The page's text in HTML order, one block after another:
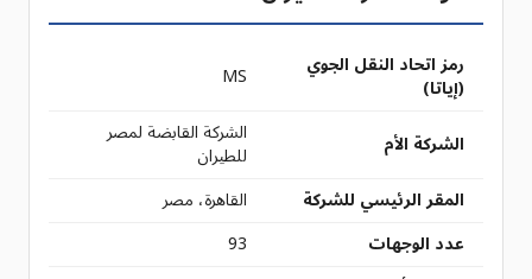
رمز اتحاد النقل الجوي
(إياتا)
MS
الشركة الأم
الشركة القابضة لمصر
للطيران
المقر الرئيسي للشركة
القاهرة، مصر
عدد الوجهات
93